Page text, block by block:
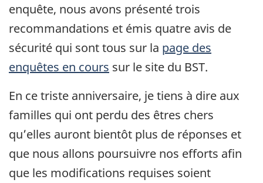
enquête, nous avons présenté trois
recommandations et émis quatre avis de
sécurité qui sont tous sur la page des
enquêtes en cours sur le site du BST.
En ce triste anniversaire, je tiens à dire aux
familles qui ont perdu des êtres chers
qu’elles auront bientôt plus de réponses et
que nous allons poursuivre nos efforts afin
que les modifications requises soient